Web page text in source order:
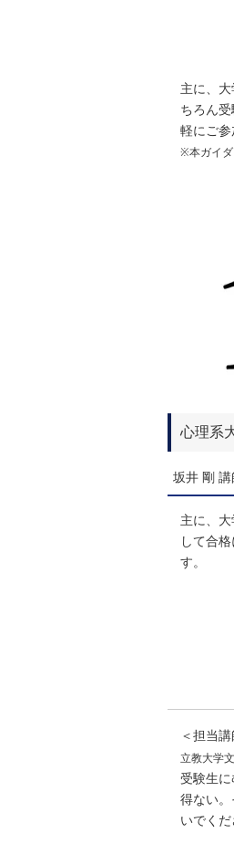
主に、
ちろん
軽にご参
※本ガイ
心理系
坂井 剛 講
主に、
して合
す。
＜担当
立教大学
受験生
得ない
いでく